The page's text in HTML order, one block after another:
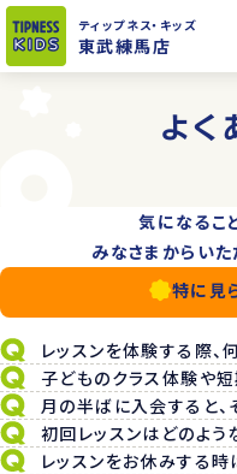
ティップネス・キッズ
東武練馬店
気になるこ
みなさまからいた
特に見
レッスンを体験する際、
子どものクラス体験や短
月の半ばに入会すると
初回レッスンはどのよう
レッスンをお休みする時